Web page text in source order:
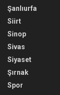
Şanlıurfa
Siirt
Sinop
Sivas
Siyaset
Şırnak
Spor